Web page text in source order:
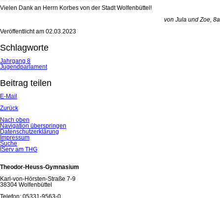
Vielen Dank an Herrn Korbes von der Stadt Wolfenbüttel!
von Jula und Zoe, 8a
Veröffentlicht am 02.03.2023
Schlagworte
Jahrgang 8
Jugendparlament
Beitrag teilen
E-Mail
Zurück
Nach oben
Navigation überspringen
Datenschutzerklärung
Impressum
Suche
IServ am THG
Theodor-Heuss-Gymnasium
Karl-von-Hörsten-Straße 7-9
38304 Wolfenbüttel
Telefon: 05331-9563-0